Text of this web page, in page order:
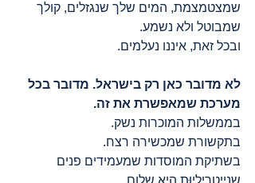
שמצטמצמת, המים שלך שנגזלים, קולך
שמבוטל ולא נשמע.
ובכל זאת, איננו נעלמים.
לא מדובר כאן רק בישראל. מדובר בכל
מערכת שמאפשרת את זה.
בממשלות המוכרות נשק.
בתקשורת שמכשירה רצח.
בשתיקת המוסדות שמעמידים פנים
שנייטריליוּת היא שלום.